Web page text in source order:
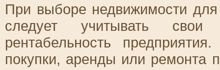
При выборе недвижимости для
следует учитывать
рентабельность
покупки, аренды или ремонта